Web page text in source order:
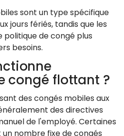
sont un type spécifique
jours fériés, tandis que les
politique de congé plus
besoins.
congé flottant ?
des congés mobiles aux
des directives
de l'employé. Certaines
nombre fixe de congés